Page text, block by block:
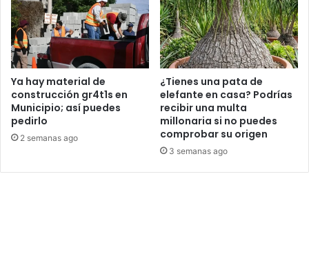
Ya hay material de
construcción gr4t1s en
Municipio; así puedes
pedirlo
2 semanas ago
¿Tienes una pata de
elefante en casa? Podrías
recibir una multa
millonaria si no puedes
comprobar su origen
3 semanas ago